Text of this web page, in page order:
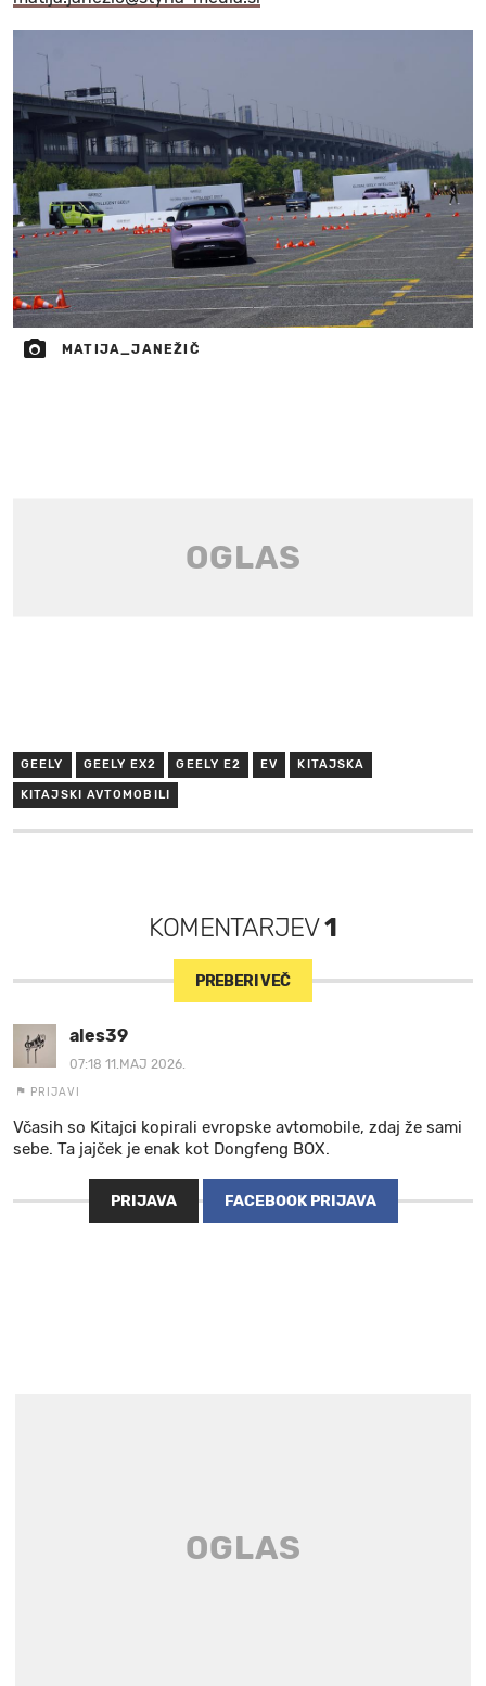
MATIJA_JANEŽIČ
GEELY GEELY EX2 GEELY E2 EV KITAJSKA
KITAJSKI AVTOMOBILI
KOMENTARJEV1
PREBERI VEČ
ales39
07:18 11.MAJ 2026.
PRIJAVI
Včasih so Kitajci kopirali evropske avtomobile, zdaj že sami
sebe. Ta jajček je enak kot Dongfeng BOX.
PRIJAVA FACEBOOK PRIJAVA